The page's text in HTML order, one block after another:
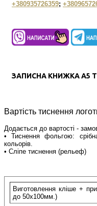
+380935726359;
ЗАПИСНА КНИЖКА А5
Вартість тиснення
Додається до вартості -
• Тиснення фольгою:
кольорів.
• Сліпе тиснення (рельеф)
Виготовлення кліше +
до 50х100мм.)